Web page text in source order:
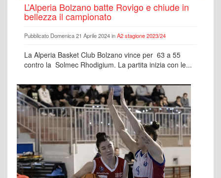
L’Alperia Bolzano batte Rovigo e chiude in
bellezza il campionato
Pubblicato Domenica 21 Aprile 2024 inA2 stagione 2023/24
La Alperia Basket Club Bolzano vince per 63 a 55
contro la Solmec Rhodigium. La partita inizia con le...